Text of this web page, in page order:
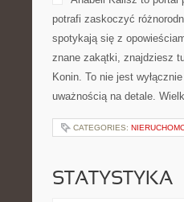
potrafi zaskoczyć
spotykają się z
znane zakątki, znajdziesz
Konin. To nie jest
uważnością na detale.
CATEGORIES:
STATYSTYKA